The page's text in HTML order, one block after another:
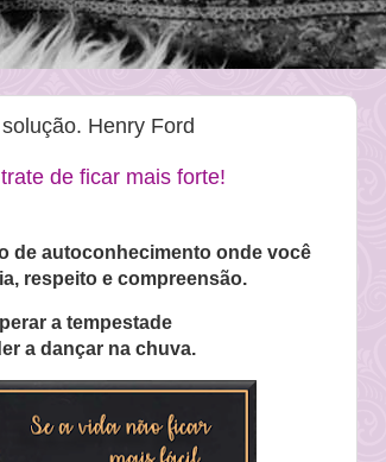
Henry Ford
de ficar mais forte!
de autoconhecimento onde você
respeito e compreensão.
a tempestade
a dançar na chuva.